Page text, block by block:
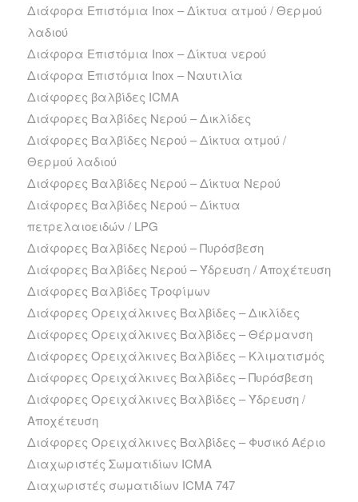
Διάφορα Επιστόμια Inox – Δίκτυα ατμού / Θερμού
λαδιού
Διάφορα Επιστόμια Inox – Δίκτυα νερού
Διάφορα Επιστόμια Inox – Ναυτιλία
Διάφορες βαλβίδες ICMA
Διάφορες Βαλβίδες Νερού – Δικλίδες
Διάφορες Βαλβίδες Νερού – Δίκτυα ατμού /
Θερμού λαδιού
Διάφορες Βαλβίδες Νερού – Δίκτυα Νερού
Διάφορες Βαλβίδες Νερού – Δίκτυα
πετρελαιοειδών / LPG
Διάφορες Βαλβίδες Νερού – Πυρόσβεση
Διάφορες Βαλβίδες Νερού – Ύδρευση / Αποχέτευση
Διάφορες Βαλβίδες Τροφίμων
Διάφορες Ορειχάλκινες Βαλβίδες – Δικλίδες
Διάφορες Ορειχάλκινες Βαλβίδες – Θέρμανση
Διάφορες Ορειχάλκινες Βαλβίδες – Κλιματισμός
Διάφορες Ορειχάλκινες Βαλβίδες – Πυρόσβεση
Διάφορες Ορειχάλκινες Βαλβίδες – Ύδρευση /
Αποχέτευση
Διάφορες Ορειχάλκινες Βαλβίδες – Φυσικό Αέριο
Διαχωριστές Σωματιδίων ICMA
Διαχωριστές σωματιδίων ICMA 747